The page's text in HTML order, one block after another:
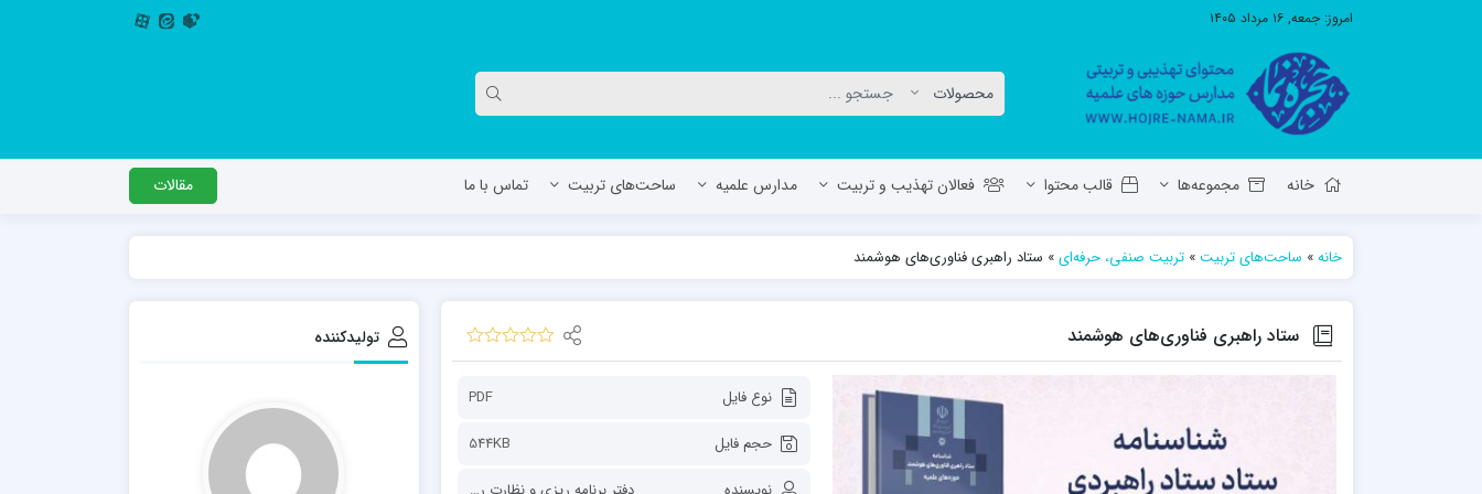
امروز: جمعه, ۱۶ مرداد ۱۴۰۵
خانه مجموعه‌ها قالب محتوا فعالان تهذیب و تربیت مدارس علمیه
معاونت تهذیب استان آ.ش
حوزه علمیه حضرت ولی عصر عج بناب
مدرسه علمیه صاحب الزمان عج مرند
مدرسه علمیه جعفریه
مدرسه علمیه المهدی (عج)/ آران و بیدگل
حوزه علمیه سفیران هدایت رهنان
مدرسه آیت الله العظمی گلپایگانی ره
مدرسه اباصالح المهدی عج
مدرسه امام جعفر صادق علیه السلام ساوجبلاغ
مدرسه علمیه امام حسن مجتبی(ع) چهارباغ
ساحت‌های تربیت تماس با ما مقالات
خانه» ساحت‌های تربیت» تربیت صنفی، حرفه‌ای» ستاد راهبری فناوری‌های هوشمند
ستاد راهبری فناوری‌های هوشمند
نوع فایل
PDF
حجم فایل
544KB
تولیدکننده